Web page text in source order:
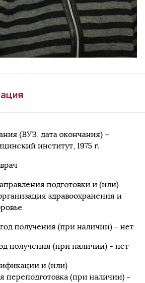
(ВУЗ, дата окончания) –
институт, 1975 г.
подготовки и (или)
здравоохранения и
получения (при наличии) - нет
получения (при наличии) - нет
и (или)
переподготовка (при наличии) -